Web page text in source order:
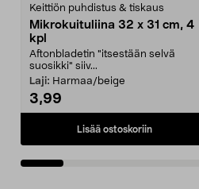
Keittiön puhdistus & tiskaus
Mikrokuituliina 32 x 31 cm, 4
kpl
Aftonbladetin "itsestään selvä
suosikki" siiv...
Laji: Harmaa/beige
3,99
Lisää ostoskoriin